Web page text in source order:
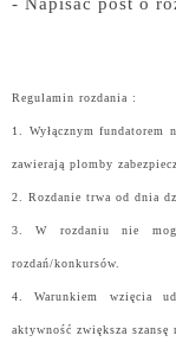
Regulamin rozdania :
1. Wyłącznym fundatorem
zawierają plomby
2. Rozdanie trwa od dnia
3. W rozdaniu nie
rozdań/konkursów.
4. Warunkiem wzięcia
aktywność zwiększa szansę